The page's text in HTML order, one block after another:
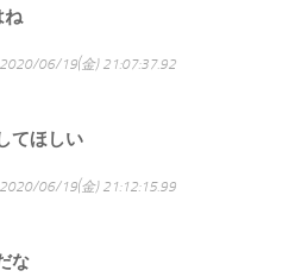
ね
2020/06/19(金) 21:07:37.92
てほしい
2020/06/19(金) 21:12:15.99
な